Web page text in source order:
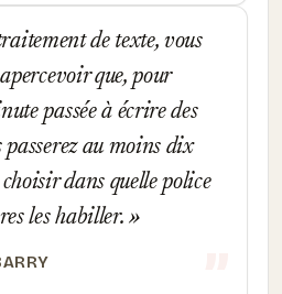
de texte, vous
que, pour
passée à écrire des
passerez au moins dix
dans quelle police
les habiller.